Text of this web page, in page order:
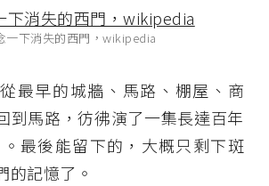
一下消失的西門，wikipedia
最早的城牆、馬路、棚屋、商
到馬路，彷彿演了一集長達百年
最後能留下的，大概只剩下斑
的記憶了。